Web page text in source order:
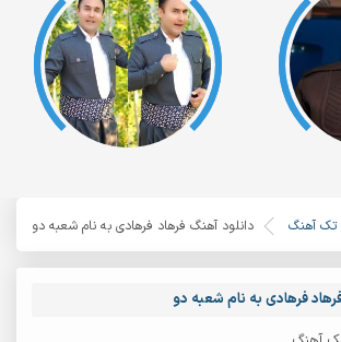
تک آهنگ دانلود آهنگ فرهاد فرهادی به نام شعبه دو
فرهادی به نام شعبه دو